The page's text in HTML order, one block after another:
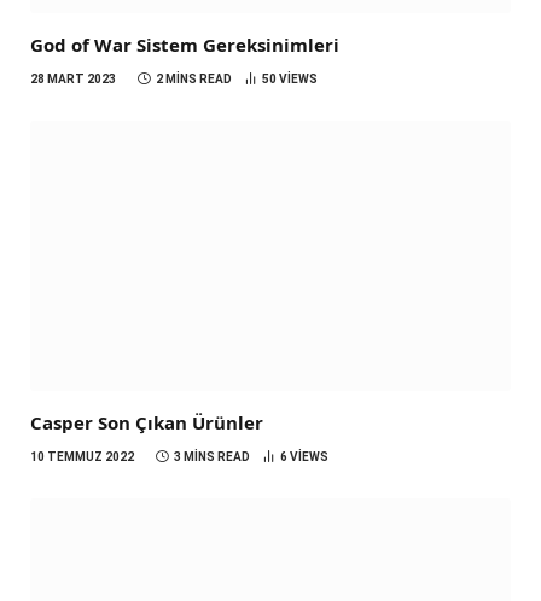
God of War Sistem Gereksinimleri
28 MART 2023 2 MINS READ 50 VIEWS
Casper Son Çıkan Ürünler
10 TEMMUZ 2022 3 MINS READ 6 VIEWS